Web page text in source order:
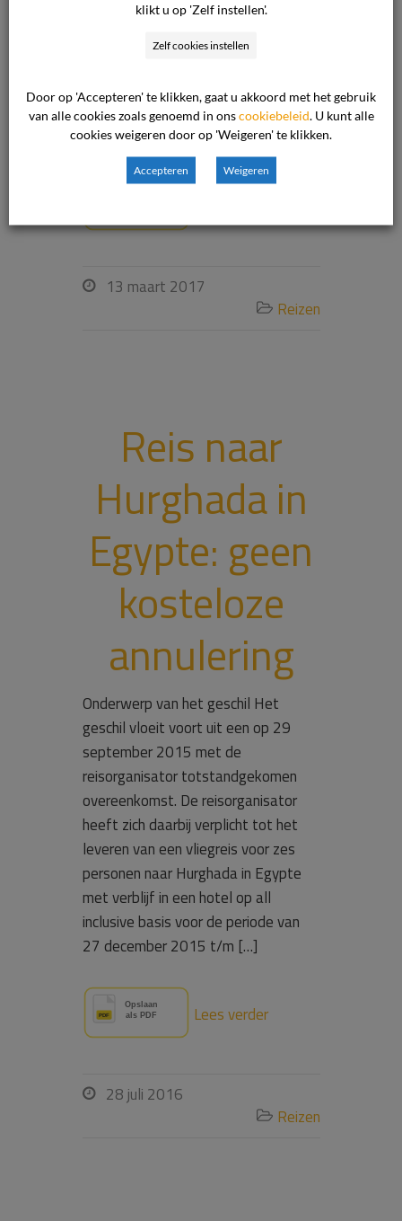
verplicht tot het leveren van een
vliegreis voor 3 personen naar
accommodatie op indeling op basis
van all inclusive, gedurende de
periode van 21 […]
 13 maart 2017
 Reizen
Reis naar
Hurghada in
Egypte: geen
kosteloze
annulering
Onderwerp van het geschil Het
geschil vloeit voort uit een op 29
september 2015 met de
reisorganisator totstandgekomen
overeenkomst. De reisorganisator
heeft zich daarbij verplicht tot het
leveren van een vliegreis voor zes
personen naar Hurghada in Egypte
met verblijf in een hotel op all
inclusive basis voor de periode van
27 december 2015 t/m […]
Lees verder
 28 juli 2016
 Reizen
klikt u op 'Zelf instellen'.
Zelf cookies instellen
Door op 'Accepteren' te klikken, gaat u akkoord met het gebruik
van alle cookies zoals genoemd in onscookiebeleid . U kunt alle
cookies weigeren door op 'Weigeren' te klikken.
Accepteren Weigeren